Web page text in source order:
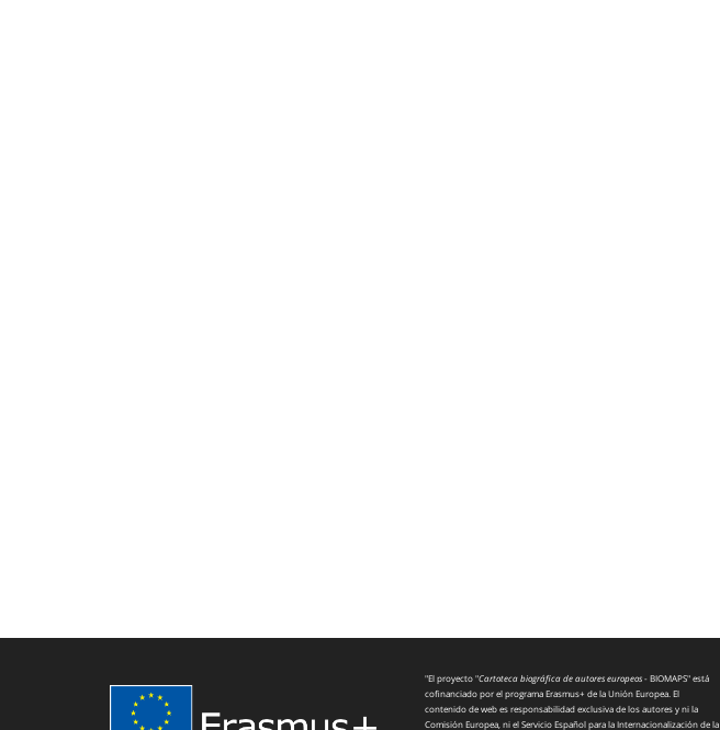
"El proyecto "Cartoteca biográfica de autores europeos- BIOMAPS" está
cofinanciado por el programa Erasmus+ de la Unión Europea. El
contenido de web es responsabilidad exclusiva de los autores y ni la
Comisión Europea, ni el Servicio Español para la Internacionalización de la